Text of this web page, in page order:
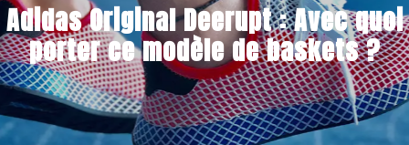
Adidas Original Deerupt : Avec quoi
porter ce modèle de baskets ?